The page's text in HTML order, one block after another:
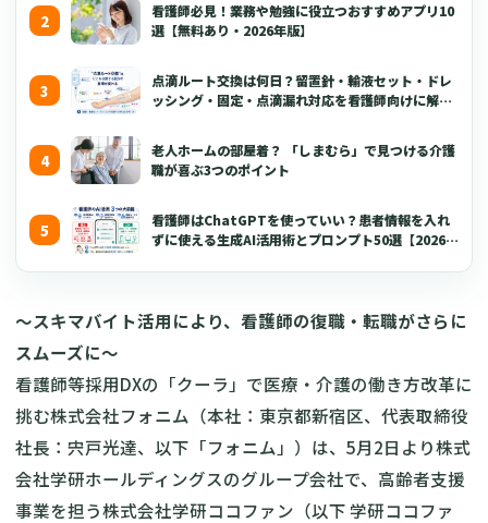
看護師必見！業務や勉強に役立つおすすめアプリ10
選【無料あり・2026年版】
点滴ルート交換は何日？留置針・輸液セット・ドレ
ッシング・固定・点滴漏れ対応を看護師向けに解説
老人ホームの部屋着？ 「しまむら」で見つける介護
職が喜ぶ3つのポイント
看護師はChatGPTを使っていい？患者情報を入れ
ずに使える生成AI活用術とプロンプト50選【2026年
～スキマバイト活用により、看護師の復職・転職がさらに
スムーズに～
看護師等採用DXの「クーラ」で医療・介護の働き方改革に
挑む株式会社フォニム（本社：東京都新宿区、代表取締役
社長：宍戸光達、以下「フォニム」）は、5月2日より株式
会社学研ホールディングスのグループ会社で、高齢者支援
事業を担う株式会社学研ココファン（以下 学研ココファ